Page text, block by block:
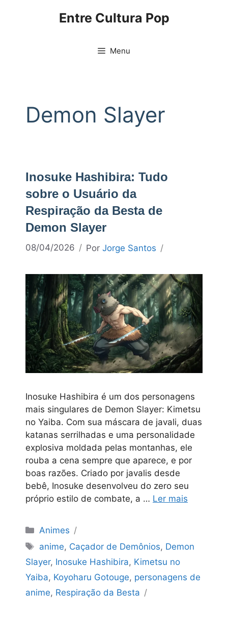
Entre Cultura Pop
Menu
Demon Slayer
Inosuke Hashibira: Tudo
sobre o Usuário da
Respiração da Besta de
Demon Slayer
08/04/2026 Por Jorge Santos
Inosuke Hashibira é um dos personagens
mais singulares de Demon Slayer: Kimetsu
no Yaiba. Com sua máscara de javali, duas
katanas serrilhadas e uma personalidade
explosiva moldada pelas montanhas, ele
rouba a cena sempre que aparece, e por
boas razões. Criado por javalis desde
bebê, Inosuke desenvolveu do zero seu
próprio estilo de combate, a … Ler mais
Categorias
Animes
Tags
anime, Caçador de Demônios, Demon
Slayer, Inosuke Hashibira, Kimetsu no
Yaiba, Koyoharu Gotouge, personagens de
anime, Respiração da Besta